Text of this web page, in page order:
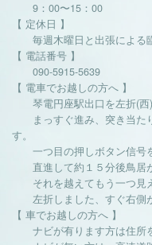
9：00〜15：00
【 定休日 】
毎週木曜日と出張による
【 電話番号 】
090-5915-5639
【 電車でお越しの方へ 】
琴電円座駅出口を左折(西)
まっすぐ進み、突き当た
す。
一つ目の押しボタン信号を
直進して約１５分後鳥居が
それを越えてもう一つ見え
左折しました、すぐ右側が
【 車でお越しの方へ 】
ナビが有ります方は住所を